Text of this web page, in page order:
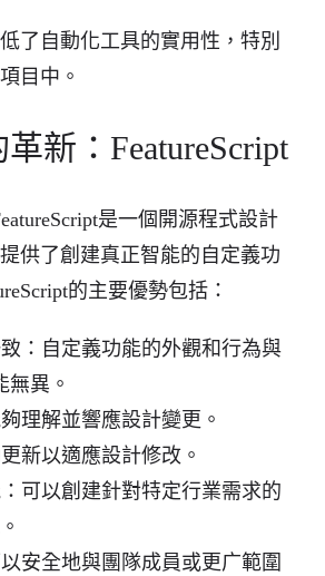
了自動化工具的實用性，特別
目中。
革新：FeatureScript
是一個開源程式設計
供了創建真正智能的自定義功
的主要優勢包括：
：自定義功能的外觀和行為與
無異。
理解並響應設計變更。
新以適應設計修改。
可以創建針對特定行業需求的
安全地與團隊成員或更广範圍